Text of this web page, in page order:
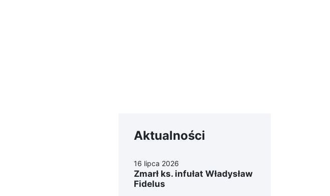
Aktualności
16 lipca 2026
Zmarł ks. infułat Władysław
Fidelus